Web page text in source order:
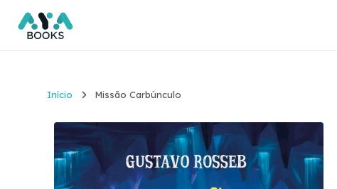
Início Missão Carbúnculo